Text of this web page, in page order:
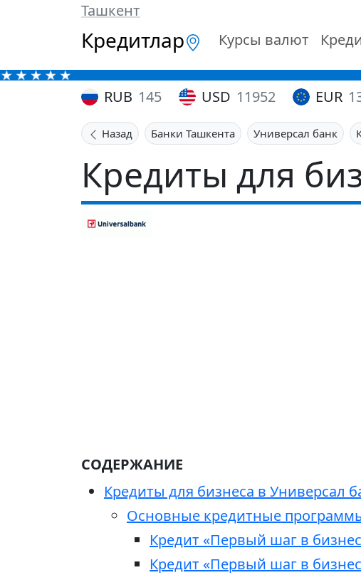
Ташкент
Кредитлар Курсы валют
RUB 145 USD 11952 EUR
Назад Банки Ташкента Универсал банк
Кредиты для
СОДЕРЖАНИЕ
Кредиты для бизнеса в Универсал
Основные кредитные
Кредит «Первый шаг в
Кредит «Первый шаг в